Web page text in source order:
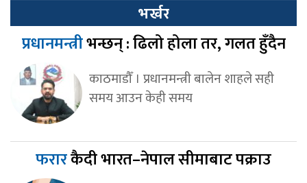
भर्खर
प्रधानमन्त्रीभन्छन् : ढिलो होला तर, गलत हुँदैन
काठमाडौँ । प्रधानमन्त्री बालेन शाहले सही
समय आउन केही समय
फरारकैदी भारत–नेपाल सीमाबाट पक्राउ